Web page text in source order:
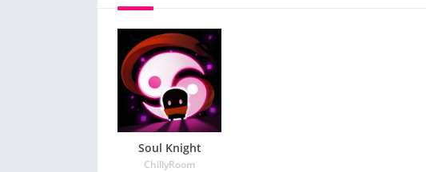
Soul Knight
ChillyRoom